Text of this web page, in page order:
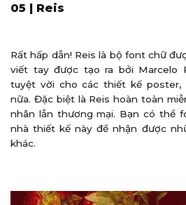
05 | Reis
Rất hấp dẫn! Reis là bộ font chữ
viết tay được tạo ra bởi Marcelo
tuyệt vời cho các thiết kế poster,
nữa. Đặc biệt là Reis hoàn toàn
nhân lẫn thương mại. Bạn có thể
nhà thiết kế này để nhận được
khác.